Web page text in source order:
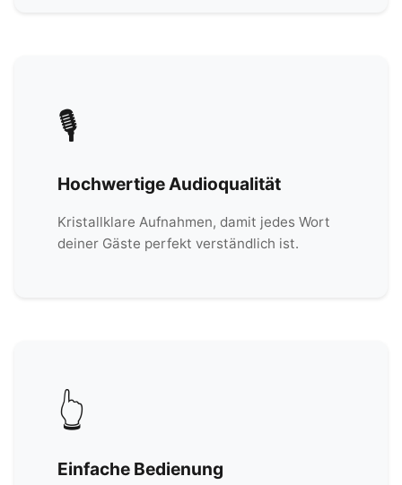
🎙️
Hochwertige Audioqualität
Kristallklare Aufnahmen, damit jedes Wort
deiner Gäste perfekt verständlich ist.
👆
Einfache Bedienung